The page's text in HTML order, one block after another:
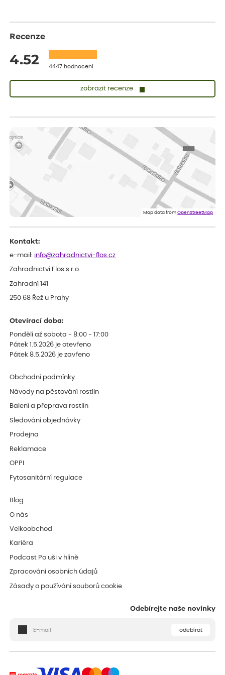
Recenze
4.52 4447 hodnocení
zobrazit recenze
vše v naprostém pořádku
ověřený nákup dnes
Jana
Flos je nejlepší &#129321;
Map data fromOpenStreetMap
Kontakt:
e-mail: info@zahradnictvi-flos.cz
Zahradnictví Flos s.r.o.
Zahradní 141
250 68 Řež u Prahy
Otevírací doba:
Pondělí až sobota - 8:00 - 17:00
Pátek 1.5.2026 je otevřeno
Pátek 8.5.2026 je zavřeno
Obchodní podmínky
Návody na pěstování rostlin
Balení a přeprava rostlin
Sledování objednávky
Prodejna
Reklamace
OPPI
Fytosanitární regulace
Blog
O nás
Velkoobchod
Kariéra
Podcast Po uši v hlíně
Zpracování osobních údajů
Zásady o používání souborů cookie
Odebírejte naše novinky
odebírat